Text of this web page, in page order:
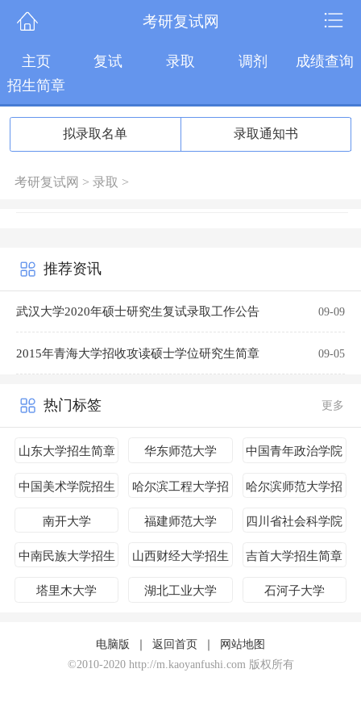
考研复试网
主页 复试 录取 调剂
成绩查询
招生简章
拟录取名单 录取通知书
考研复试网 > 录取 >
推荐资讯
武汉大学2020年硕士研究生复试录取工作公告 09-09
2015年青海大学招收攻读硕士学位研究生简章 09-05
热门标签 更多
山东大学招生简章 华东师范大学 中国青年政治学院
中国美术学院招生
哈尔滨工程大学招
哈尔滨师范大学招
南开大学 福建师范大学
四川省社会科学院
中南民族大学招生
山西财经大学招生
吉首大学招生简章
塔里木大学 湖北工业大学 石河子大学
电脑版 ｜ 返回首页 ｜
网站地图
©2010-2020 http://m.kaoyanfushi.com 版权所有